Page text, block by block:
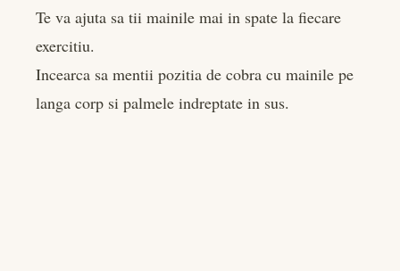
Te va ajuta sa tii mainile mai in spate la fiecare
exercitiu.
Incearca sa mentii pozitia de cobra cu mainile pe
langa corp si palmele indreptate in sus.